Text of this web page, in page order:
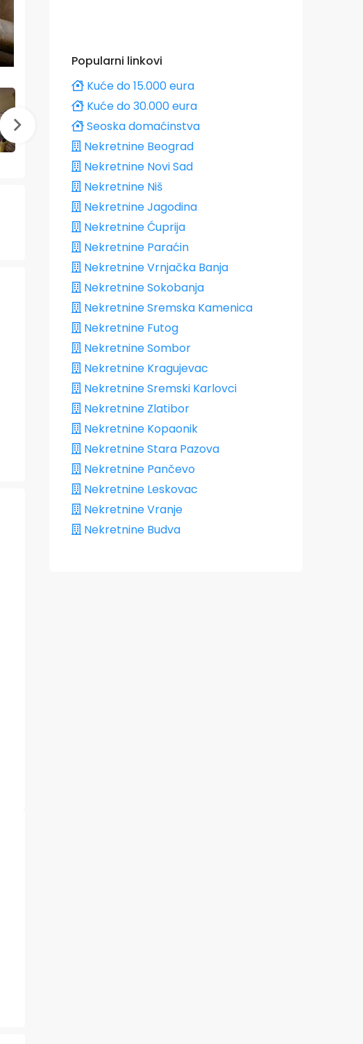
Popularni linkovi
Kuće do 15.000 eura
Kuće do 30.000 eura
Seoska domaćinstva
Nekretnine Beograd
Nekretnine Novi Sad
Nekretnine Niš
Nekretnine Jagodina
Nekretnine Ćuprija
Nekretnine Paraćin
Nekretnine Vrnjačka Banja
Nekretnine Sokobanja
Nekretnine Sremska Kamenica
Nekretnine Futog
Nekretnine Sombor
Nekretnine Kragujevac
Nekretnine Sremski Karlovci
Nekretnine Zlatibor
Nekretnine Kopaonik
Nekretnine Stara Pazova
Nekretnine Pančevo
Nekretnine Leskovac
Nekretnine Vranje
Nekretnine Budva